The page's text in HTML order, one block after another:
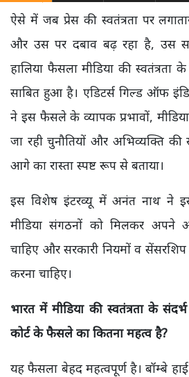
ऐसे में जब प्रेस की स्वतंत्रता पर
और उस पर दबाव बढ़ रहा है, उस
हालिया फैसला मीडिया की स्वतंत्रता
साबित हुआ है। एडिटर्स गिल्ड ऑफ
ने इस फैसले के व्यापक प्रभावों, मीडिया
जा रही चुनौतियों और अभिव्यक्ति की
आगे का रास्ता स्पष्ट रूप से बताया।
इस विशेष इंटरव्यू में अनंत नाथ ने
मीडिया संगठनों को मिलकर अपने
चाहिए और सरकारी नियमों व
करना चाहिए।
भारत में मीडिया की स्वतंत्रता के
कोर्ट के फैसले का कितना महत्व है?
यह फैसला बेहद महत्वपूर्ण है। बॉम्बे